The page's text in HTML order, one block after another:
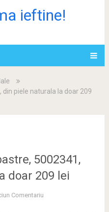
ieftine!
din piele naturala la doar 209
5002341,
doar 209 lei
Comentariu